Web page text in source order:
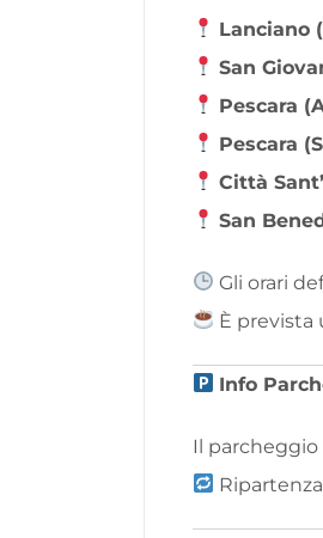
Lanciano
San
Pescara
Pescara
Città
San
Gli orari
È prevista
Info
Il